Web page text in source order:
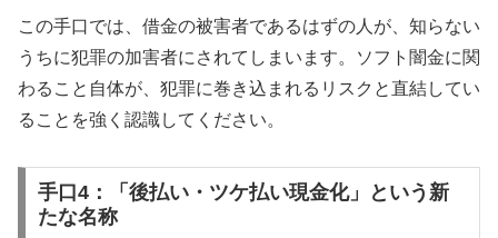
この手口では、借金の被害者であるはずの人が、知らない
うちに犯罪の加害者にされてしまいます。ソフト闇金に関
わること自体が、犯罪に巻き込まれるリスクと直結してい
ることを強く認識してください。
手口4：「後払い・ツケ払い現金化」という新
たな名称